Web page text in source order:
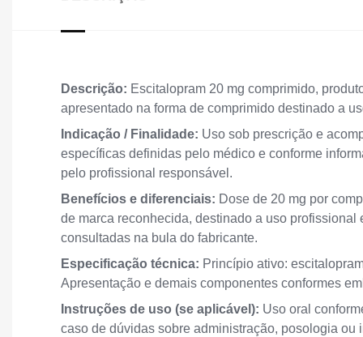
Descrição: Escitalopram 20 mg comprimido,
apresentado na forma de comprimido destinado a
Indicação / Finalidade: Uso sob prescrição e
específicas definidas pelo médico e conforme
pelo profissional responsável.
Benefícios e diferenciais: Dose de 20 mg por
de marca reconhecida, destinado a uso
consultadas na bula do fabricante.
Especificação técnica: Princípio ativo:
Apresentação e demais componentes conformes
Instruções de uso (se aplicável): Uso oral
caso de dúvidas sobre administração, posologia